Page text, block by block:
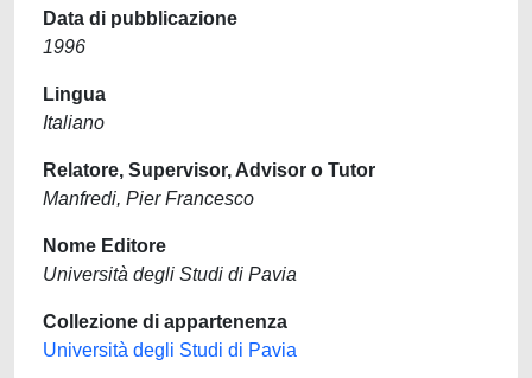
Data di pubblicazione
1996
Lingua
Italiano
Relatore, Supervisor, Advisor o Tutor
Manfredi, Pier Francesco
Nome Editore
Università degli Studi di Pavia
Collezione di appartenenza
Università degli Studi di Pavia